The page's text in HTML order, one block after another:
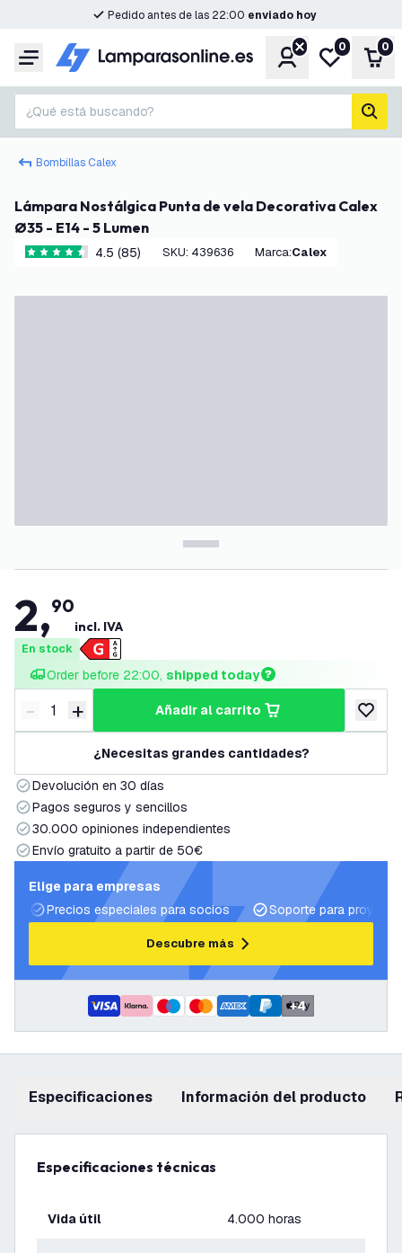
Pedido antes de las 22:00 enviado hoy
Menú CuentaMi lista de
0 0
¿Qué está buscando?
Bombillas Calex
Lámpara Nostálgica Punta de vela Decorativa Calex
Ø35 - E14 - 5 Lumen
4.5 estrellas de puntuación
4.5 (85) SKU: 439636 Marca: Calex
2,90
incl. IVA
En stock
Order before 22:00, shipped today
Disminuir cantidad
- Aumentar cantidad
+ añadir al carrito
añadir
¿Necesitas grandes cantidades?
Devolución en 30 días
Pagos seguros y sencillos
30.000 opiniones independientes
Envío gratuito a partir de 50€
Elige para empresas
Precios especiales para socios
Soporte para
Descubre más
+4
Especificaciones información del producto
Especificaciones técnicas
Vida útil 4.000 horas